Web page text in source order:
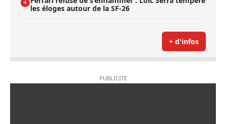
les éloges autour de la SF-26
+ d'infos